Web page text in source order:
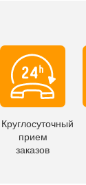
Круглосуточный
прием
заказов